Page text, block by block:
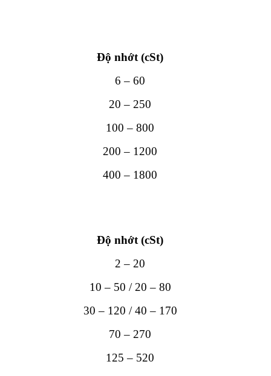
Độ nhớt (cSt)
6 – 60
20 – 250
100 – 800
200 – 1200
400 – 1800
Độ nhớt (cSt)
2 – 20
10 – 50 / 20 – 80
30 – 120 / 40 – 170
70 – 270
125 – 520